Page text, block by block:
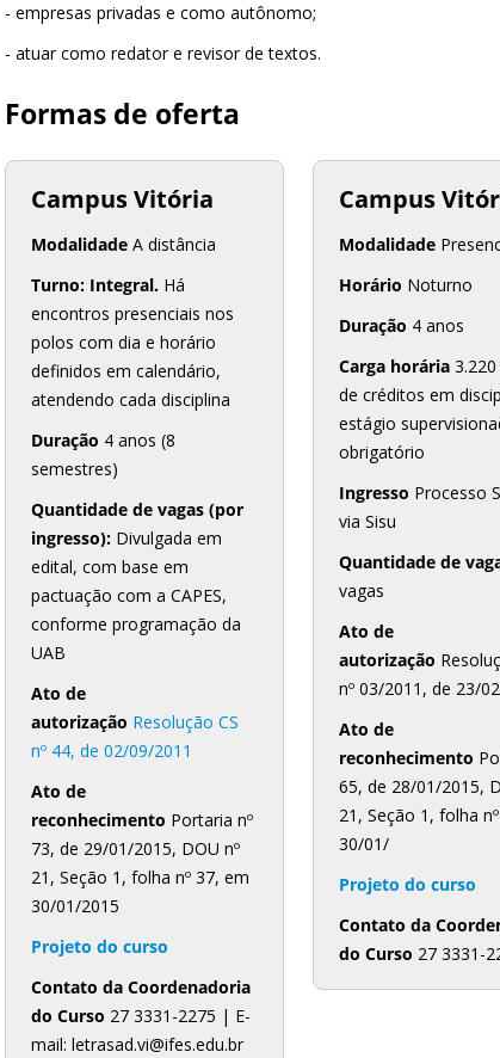
- empresas privadas e como autônomo;
- atuar como redator e revisor de textos.
Formas de oferta
Campus Vitória
Modalidade A distância
Turno: Integral. Há
encontros presenciais nos
polos com dia e horário
definidos em calendário,
atendendo cada disciplina
Duração 4 anos (8
semestres)
Quantidade de vagas (por
ingresso): Divulgada em
edital, com base em
pactuação com a CAPES,
conforme programação da
UAB
Ato de
autorização Resolução CS
nº 44, de 02/09/2011
Ato de
reconhecimento Portaria nº
73, de 29/01/2015, DOU nº
21, Seção 1, folha nº 37, em
30/01/2015
Projeto do curso
Contato da Coordenadoria
do Curso 27 3331-2275 | E-
mail: letrasad.vi@ifes.edu.br
Campus
Modalidade
Horário Noturno
Duração 4 anos
Carga horária
de créditos em
estágio
obrigatório
Ingresso Processo
via Sisu
Quantidade de
vagas
Ato de
autorização
nº 03/2011, de 23/
Ato de
reconhecimento
65, de 28/01/2015,
21, Seção 1, folha
30/01/
Projeto do curso
Contato da
do Curso 27 3331-